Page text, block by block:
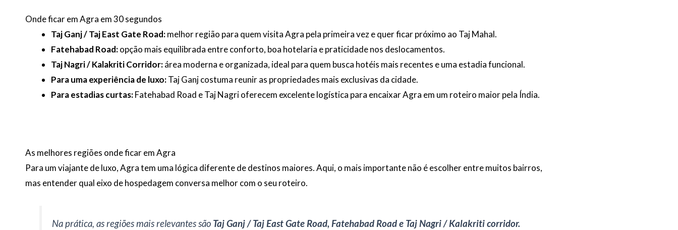
Onde ficar em Agra em 30 segundos
Taj Ganj / Taj East Gate Road:melhor região para quem visita Agra pela primeira vez e quer ficar próximo ao Taj Mahal.
Fatehabad Road:opção mais equilibrada entre conforto, boa hotelaria e praticidade nos deslocamentos.
Taj Nagri / Kalakriti Corridor:área moderna e organizada, ideal para quem busca hotéis mais recentes e uma estadia funcional.
Para uma experiência de luxo:Taj Ganj costuma reunir as propriedades mais exclusivas da cidade.
Para estadias curtas:Fatehabad Road e Taj Nagri oferecem excelente logística para encaixar Agra em um roteiro maior pela Índia.
As melhores regiões onde ficar em Agra
Para um viajante de luxo, Agra tem uma lógica diferente de destinos maiores. Aqui, o mais importante não é escolher entre muitos bairros,
mas entender qual eixo de hospedagem conversa melhor com o seu roteiro.
Na prática, as regiões mais relevantes são Taj Ganj / Taj East Gate Road, Fatehabad Road e Taj Nagri / Kalakriti corridor.